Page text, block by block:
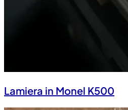
Lamiera in Monel K500